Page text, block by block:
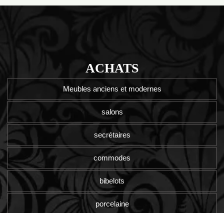
ACHATS
Meubles anciens et modernes
salons
secrétaires
commodes
bibelots
porcelaine